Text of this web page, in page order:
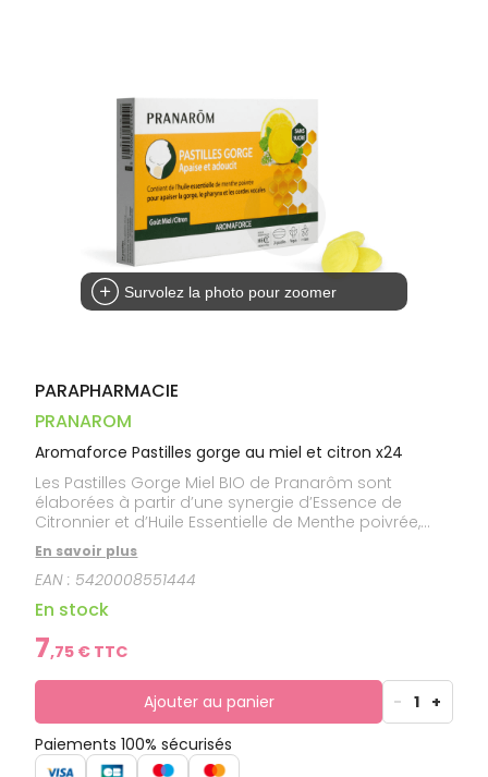
Visage
Survolez la photo pour zoomer
PARAPHARMACIE
PRANAROM
Aromaforce Pastilles gorge au miel et citron x24
Les Pastilles Gorge Miel BIO de Pranarôm sont
élaborées à partir d’une synergie d’Essence de
Citronnier et d’Huile Essentielle de Menthe poivrée,
traditionnellement utilisées en aromathérapie. Leur
goût de miel, naturellement gourmand, les rend
agréables pour toute la famille.
En savoir plus
EAN : 5420008551444
En stock
7,75 € TTC
Ajouter au panier - 1 +
Paiements 100% sécurisés